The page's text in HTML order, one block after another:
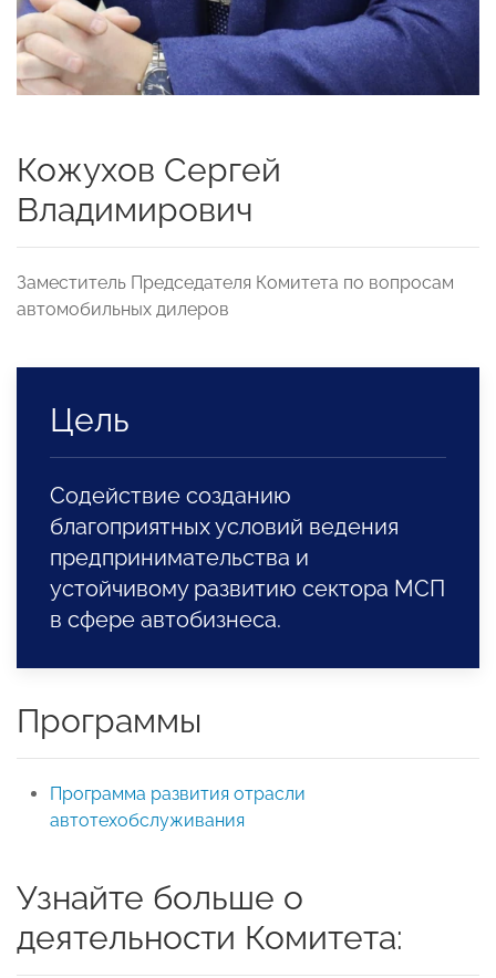
Кожухов Сергей
Владимирович
Заместитель Председателя Комитета по вопросам
автомобильных дилеров
Цель
Содействие созданию
благоприятных условий ведения
предпринимательства и
устойчивому развитию сектора МСП
в сфере автобизнеса.
Программы
Программа развития отрасли
автотехобслуживания
Узнайте больше о
деятельности Комитета: